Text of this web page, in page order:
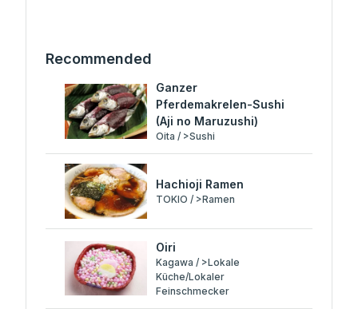
Recommended
Ganzer
Pferdemakrelen-Sushi
(Aji no Maruzushi)
Oita / >Sushi
Hachioji Ramen
TOKIO / >Ramen
Oiri
Kagawa / >Lokale
Küche/Lokaler
Feinschmecker